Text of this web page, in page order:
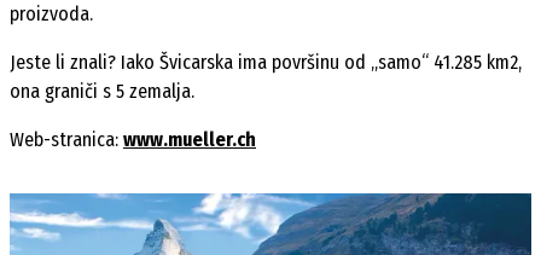
proizvoda.
Jeste li znali? Iako Švicarska ima površinu od „samo“ 41.285 km2,
ona graniči s 5 zemalja.
Web-stranica: www.mueller.ch